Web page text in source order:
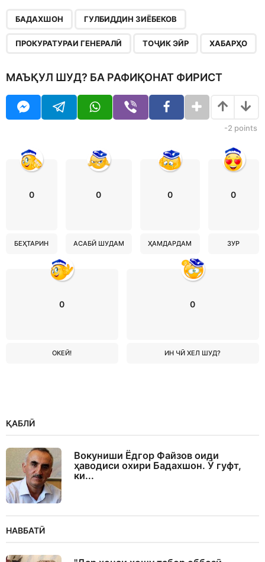
БАДАХШОН ГУЛБИДДИН ЗИЁБЕКОВ
ПРОКУРАТУРАИ ГЕНЕРАЛӢ ТОҶИК ЭЙР ХАБАРҲО
МАЪҚУЛ ШУД? БА РАФИҚОНАТ ФИРИСТ
-2 points
0
БЕҲТАРИН
0
АСАБӢ ШУДАМ
0
ҲАМДАРДАМ
0
ЗУР
0
ОКЕЙ!
0
ИН ЧӢ ХЕЛ ШУД?
ҚАБЛӢ
Вокуниши Ёдгор Файзов оиди
ҳаводиси охири Бадахшон. Ӯ гуфт,
ки...
НАВБАТӢ